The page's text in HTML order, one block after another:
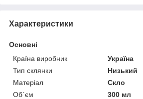
Характеристики
Основні
Країна виробник
Україна
Тип склянки
Низький
Матеріал
Скло
Об`єм
300 мл